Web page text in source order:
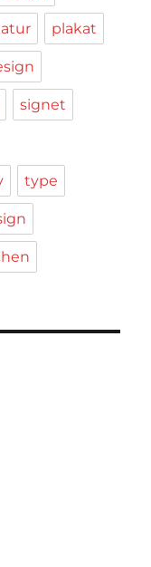
plakat
signet
type